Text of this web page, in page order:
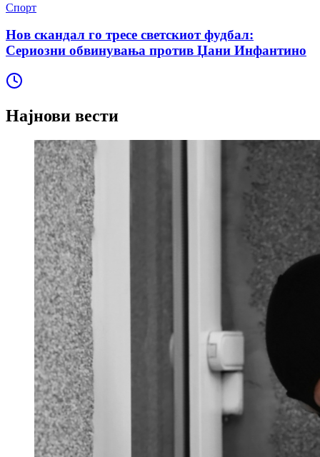
Спорт
Нов скандал го тресе светскиот фудбал:
Сериозни обвинувања против Џани Инфантино
Најнови вести